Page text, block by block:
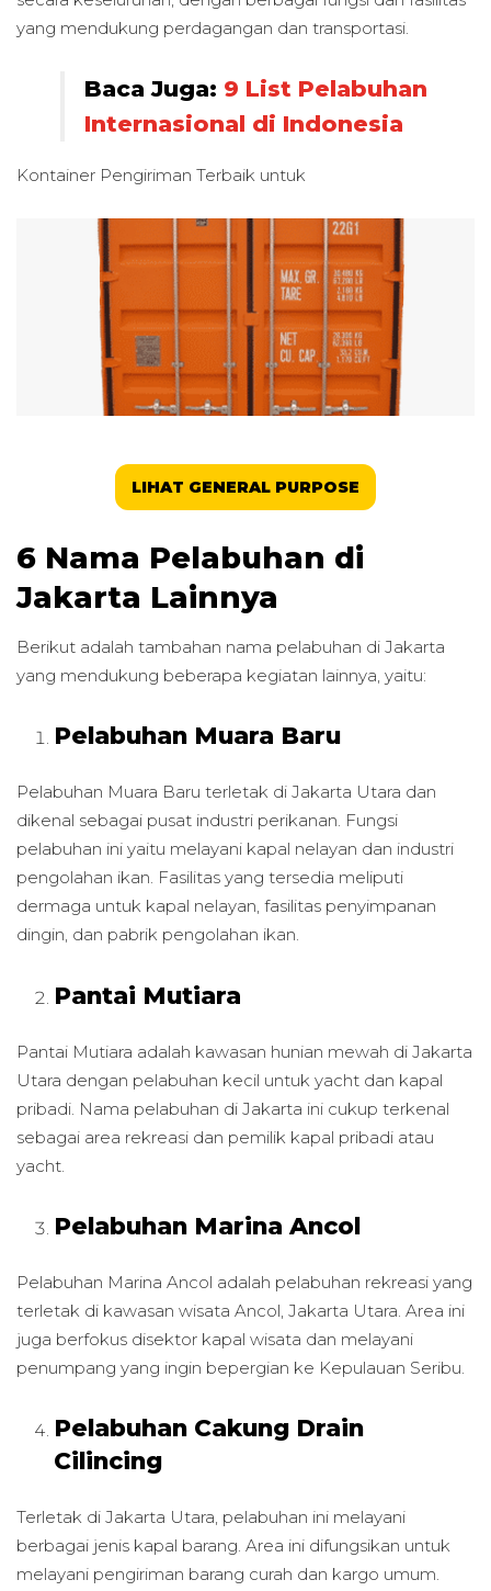
yang mendukung perdagangan dan transportasi.
Baca Juga: 9 List Pelabuhan
Internasional di Indonesia
Kontainer Pengiriman Terbaik untuk
LIHAT GENERAL PURPOSE
6 Nama Pelabuhan di
Jakarta Lainnya
Berikut adalah tambahan nama pelabuhan di Jakarta
yang mendukung beberapa kegiatan lainnya, yaitu:
Pelabuhan Muara Baru
Pelabuhan Muara Baru terletak di Jakarta Utara dan
dikenal sebagai pusat industri perikanan. Fungsi
pelabuhan ini yaitu melayani kapal nelayan dan industri
pengolahan ikan. Fasilitas yang tersedia meliputi
dermaga untuk kapal nelayan, fasilitas penyimpanan
dingin, dan pabrik pengolahan ikan.
Pantai Mutiara
Pantai Mutiara adalah kawasan hunian mewah di Jakarta
Utara dengan pelabuhan kecil untuk yacht dan kapal
pribadi. Nama pelabuhan di Jakarta ini cukup terkenal
sebagai area rekreasi dan pemilik kapal pribadi atau
yacht.
Pelabuhan Marina Ancol
Pelabuhan Marina Ancol adalah pelabuhan rekreasi yang
terletak di kawasan wisata Ancol, Jakarta Utara. Area ini
juga berfokus disektor kapal wisata dan melayani
penumpang yang ingin bepergian ke Kepulauan Seribu.
Pelabuhan Cakung Drain
Cilincing
Terletak di Jakarta Utara, pelabuhan ini melayani
berbagai jenis kapal barang. Area ini difungsikan untuk
melayani pengiriman barang curah dan kargo umum.